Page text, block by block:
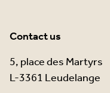
Contact us
5, place des Martyrs
L-3361 Leudelange